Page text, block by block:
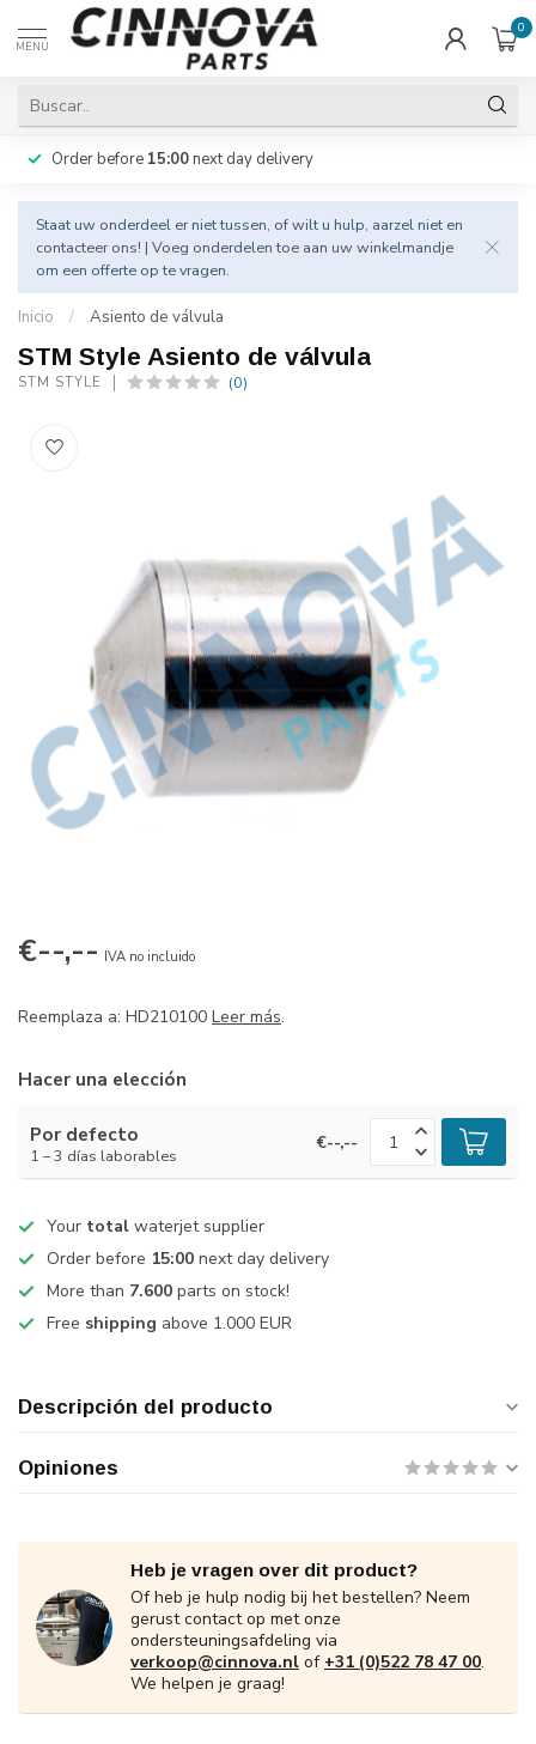
MENÚ
0
Order before 15:00next day delivery
Staat uw onderdeel er niet tussen, of wilt u hulp, aarzel niet en
contacteer ons! | Voeg onderdelen toe aan uw winkelmandje
om een offerte op te vragen.
Inicio / Asiento de válvula
STM Style Asiento de válvula
STM STYLE (0)
€--,-- IVA no incluido
Reemplaza a: HD210100 Leer más.
Hacer una elección
Por defecto
1 – 3 días laborables
€--,--
Your total waterjet supplier
Order before 15:00 next day delivery
More than 7.600 parts on stock!
Free shipping above 1.000 EUR
Descripción del producto
Opiniones
Heb je vragen over dit product?
Of heb je hulp nodig bij het bestellen? Neem
gerust contact op met onze
ondersteuningsafdeling via
verkoop@cinnova.nl of +31 (0)522 78 47 00.
We helpen je graag!